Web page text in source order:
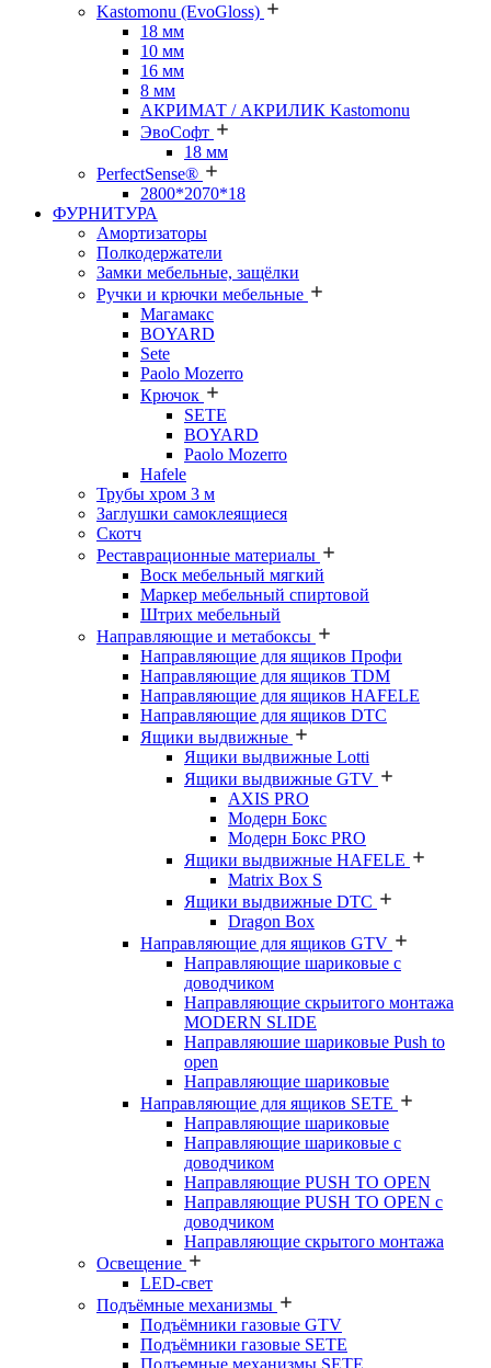
Kastomonu (EvoGloss)
18 мм
10 мм
16 мм
8 мм
АКРИМАТ / АКРИЛИК Kastomonu
ЭвоСофт
18 мм
PerfectSense®
2800*2070*18
ФУРНИТУРА
Амортизаторы
Полкодержатели
Замки мебельные, защёлки
Ручки и крючки мебельные
Магамакс
BOYARD
Sete
Paolo Mozerro
Крючок
SETE
BOYARD
Paolo Mozerro
Hafele
Трубы хром 3 м
Заглушки самоклеящиеся
Скотч
Реставрационные материалы
Воск мебельный мягкий
Маркер мебельный спиртовой
Штрих мебельный
Направляющие и метабоксы
Направляющие для ящиков Профи
Направляющие для ящиков TDM
Направляющие для ящиков HAFELE
Направляющие для ящиков DTC
Ящики выдвижные
Ящики выдвижные Lotti
Ящики выдвижные GTV
AXIS PRO
Модерн Бокс
Модерн Бокс PRO
Ящики выдвижные HAFELE
Matrix Box S
Ящики выдвижные DTC
Dragon Box
Направляющие для ящиков GTV
Направляющие шариковые с
доводчиком
Направляющие скрыитого монтажа
MODERN SLIDE
Направляюшие шариковые Push to
open
Направляющие шариковые
Направляющие для ящиков SETE
Направляющие шариковые
Направляющие шариковые с
доводчиком
Направляющие PUSH TO OPEN
Направляющие PUSH TO OPEN с
доводчиком
Направляющие скрытого монтажа
Освещение
LED-свет
Подъёмные механизмы
Подъёмники газовые GTV
Подъёмники газовые SETE
Подъемные механизмы SETE